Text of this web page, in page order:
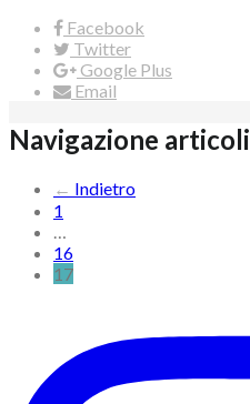
Facebook
Twitter
Google Plus
Email
Navigazione articoli
← Indietro
1
16
17